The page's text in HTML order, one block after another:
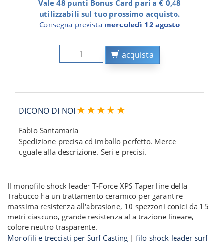
Vale 48 punti Bonus Card pari a € 0,48
utilizzabili sul tuo prossimo acquisto.
Consegna prevista mercoledì 12 agosto
acquista
DICONO DI NOI
Fabio Santamaria
Spedizione precisa ed imballo perfetto. Merce
uguale alla descrizione. Seri e precisi.
Il monofilo shock leader T-Force XPS Taper line della
Trabucco ha un trattamento ceramico per garantire
massima resistenza all'abrasione, 10 spezzoni conici da 15
metri ciascuno, grande resistenza alla trazione lineare,
colore neutro trasparente.
Monofili e trecciati per Surf Casting |filo shock leader surf